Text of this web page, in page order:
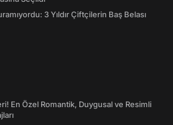
3 Yıldır Çiftçilerin Baş Belası
En Özel Romantik, Duygusal ve Resimli